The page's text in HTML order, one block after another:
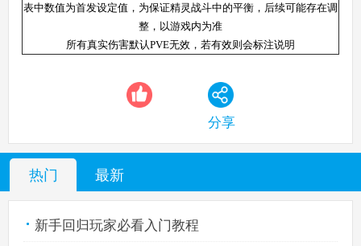
西普大陆手机版
表中数值为首发设定值，为保证精灵战斗中的平衡，后续可能存在调
整，以游戏内为准
所有真实伤害默认PVE无效，若有效则会标注说明
分享
热门 最新
新手回归玩家必看入门教程